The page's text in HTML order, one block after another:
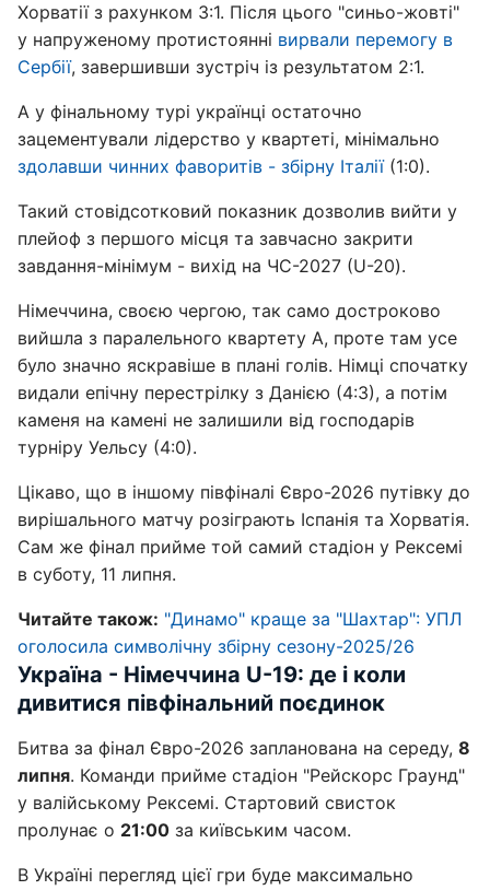
Хорватії з рахунком 3:1. Після цього "синьо-жовті"
у напруженому протистоянні вирвали перемогу в
Сербії, завершивши зустріч із результатом 2:1.
А у фінальному турі українці остаточно
зацементували лідерство у квартеті, мінімально
здолавши чинних фаворитів - збірну Італії(1:0).
Такий стовідсотковий показник дозволив вийти у
плейоф з першого місця та завчасно закрити
завдання-мінімум - вихід на ЧС-2027 (U-20).
Німеччина, своєю чергою, так само достроково
вийшла з паралельного квартету А, проте там усе
було значно яскравіше в плані голів. Німці спочатку
видали епічну перестрілку з Данією (4:3), а потім
каменя на камені не залишили від господарів
турніру Уельсу (4:0).
Цікаво, що в іншому півфіналі Євро-2026 путівку до
вирішального матчу розіграють Іспанія та Хорватія.
Сам же фінал прийме той самий стадіон у Рексемі
в суботу, 11 липня.
Читайте також: "Динамо" краще за "Шахтар": УПЛ
оголосила символічну збірну сезону-2025/26
Україна - Німеччина U-19: де і коли
дивитися півфінальний поєдинок
Битва за фінал Євро-2026 запланована на середу, 8
липня. Команди прийме стадіон "Рейскорс Граунд"
у валійському Рексемі. Стартовий свисток
пролунає о 21:00 за київським часом.
В Україні перегляд цієї гри буде максимально